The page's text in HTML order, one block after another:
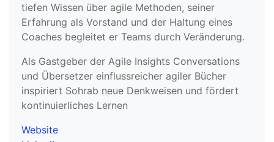
tiefen Wissen über agile Methoden, seiner
Erfahrung als Vorstand und der Haltung eines
Coaches begleitet er Teams durch Veränderung.
Als Gastgeber der Agile Insights Conversations
und Übersetzer einflussreicher agiler Bücher
inspiriert Sohrab neue Denkweisen und fördert
kontinuierliches Lernen
Website